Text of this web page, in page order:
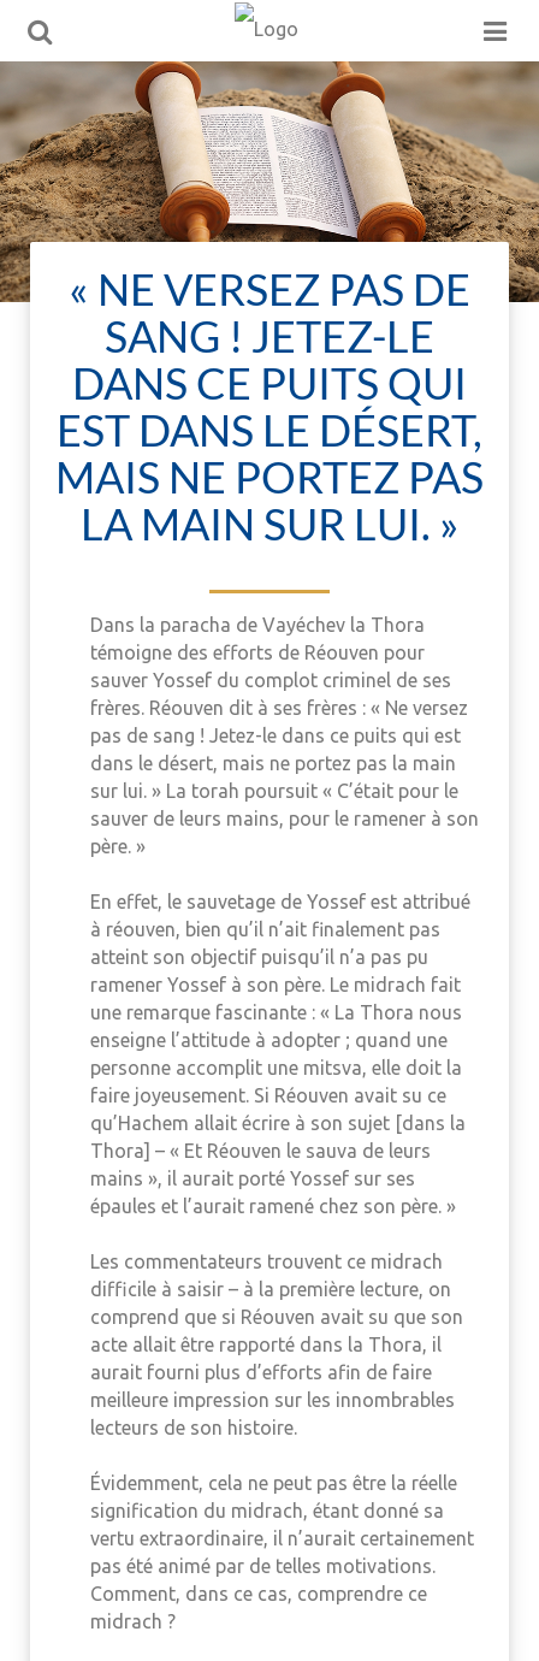
« NE VERSEZ PAS DE
SANG ! JETEZ-LE
DANS CE PUITS QUI
EST DANS LE DÉSERT,
MAIS NE PORTEZ PAS
LA MAIN SUR LUI. »
Dans la paracha de Vayéchev la Thora
témoigne des efforts de Réouven pour
sauver Yossef du complot criminel de ses
frères. Réouven dit à ses frères : « Ne versez
pas de sang ! Jetez-le dans ce puits qui est
dans le désert, mais ne portez pas la main
sur lui. » La torah poursuit « C’était pour le
sauver de leurs mains, pour le ramener à son
père. »
En effet, le sauvetage de Yossef est attribué
à réouven, bien qu’il n’ait finalement pas
atteint son objectif puisqu’il n’a pas pu
ramener Yossef à son père. Le midrach fait
une remarque fascinante : « La Thora nous
enseigne l’attitude à adopter ; quand une
personne accomplit une mitsva, elle doit la
faire joyeusement. Si Réouven avait su ce
qu’Hachem allait écrire à son sujet [dans la
Thora] – « Et Réouven le sauva de leurs
mains », il aurait porté Yossef sur ses
épaules et l’aurait ramené chez son père. »
Les commentateurs trouvent ce midrach
difficile à saisir – à la première lecture, on
comprend que si Réouven avait su que son
acte allait être rapporté dans la Thora, il
aurait fourni plus d’efforts afin de faire
meilleure impression sur les innombrables
lecteurs de son histoire.
Évidemment, cela ne peut pas être la réelle
signification du midrach, étant donné sa
vertu extraordinaire, il n’aurait certainement
pas été animé par de telles motivations.
Comment, dans ce cas, comprendre ce
midrach ?